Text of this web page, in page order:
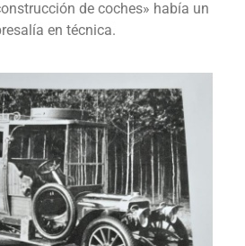
de coches» había un
en técnica.